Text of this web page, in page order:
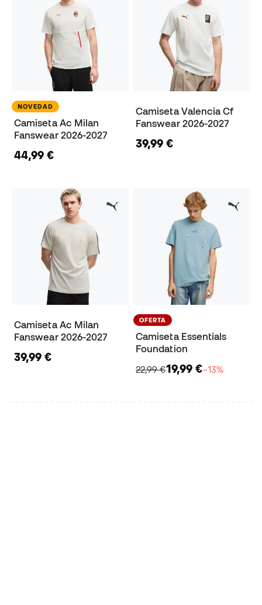
NOVEDAD
Camiseta Ac Milan
Fanswear 2026-2027
44,99 €
Camiseta Valencia Cf
Fanswear 2026-2027
39,99 €
Camiseta Ac Milan
Fanswear 2026-2027
39,99 €
OFERTA
Camiseta Essentials
Foundation
22,99 €19,99 €−13%